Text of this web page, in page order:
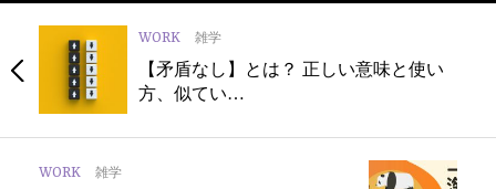
WORK 雑学
【矛盾なし】とは？ 正しい意味と使い
方、似てい…
WORK 雑学